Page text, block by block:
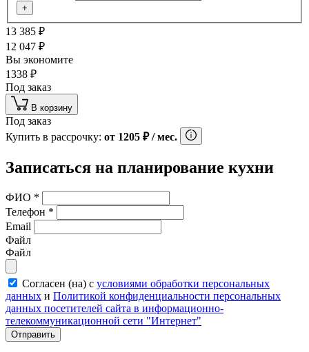
+
13 385 ₽
12 047 ₽
Вы экономите
1338 ₽
Под заказ
В корзину
Под заказ
Купить в рассрочку: от 1205 ₽/ мес.
Записаться на планирование кухни
ФИО *
Телефон *
Email
Файл
Файл
Согласен (на) с условиями обработки персональных
данных и Политикой конфиденциальности персональных
данных посетителей сайта в информационно-
телекоммуникационной сети "Интернет"
Отправить